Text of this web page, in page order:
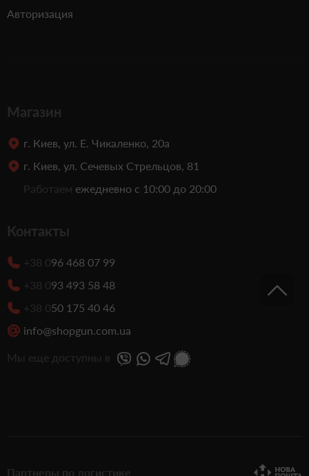
Авторизация
Магазин
г. Киев, ул. Е. Чикаленко, 20а
г. Киев, ул. Сечевых Стрельцов, 81
Работаем ежедневно с 10:00 до 20:00
Контакты
+38 096 468 07 99
+38 093 493 58 48
+38 050 175 40 46
info@shopgun.com.ua
Мы еще доступны в
Партнеры по логистике